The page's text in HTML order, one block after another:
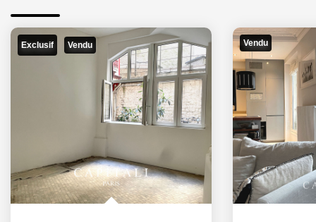
Exclusif Vendu Vendu